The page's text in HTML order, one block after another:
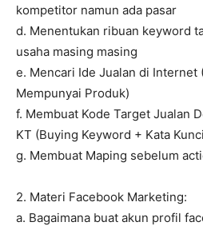
kompetitor namun ada pasar
d. Menentukan ribuan keyword
usaha masing masing
e. Mencari Ide Jualan di Internet
Mempunyai Produk)
f. Membuat Kode Target Jualan
KT (Buying Keyword + Kata
g. Membuat Maping sebelum
2. Materi Facebook Marketing:
a. Bagaimana buat akun profil